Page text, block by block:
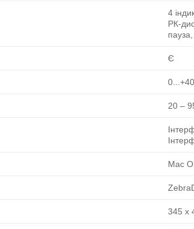
4
РК-
пауза,
Є
20 ‒
Mac
345 x